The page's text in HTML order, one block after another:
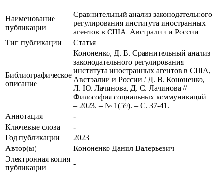
Наименование
публикации
Сравнительный анализ законодательного
регулирования института иностранных
агентов в США, Австралии и России
Тип публикации
Статья
Библиографическое
описание
Кононенко, Д. В. Сравнительный анализ
законодательного регулирования
института иностранных агентов в США,
Австралии и России / Д. В. Кононенко,
Л. Ю. Лачинова, Д. С. Лачинова //
Философия социальных коммуникаций.
– 2023. – № 1(59). – С. 37-41.
Аннотация
-
Ключевые cлова
-
Год публикации
2023
Автор(ы)
Кононенко Данил Валерьевич
Электронная копия
публикации
-